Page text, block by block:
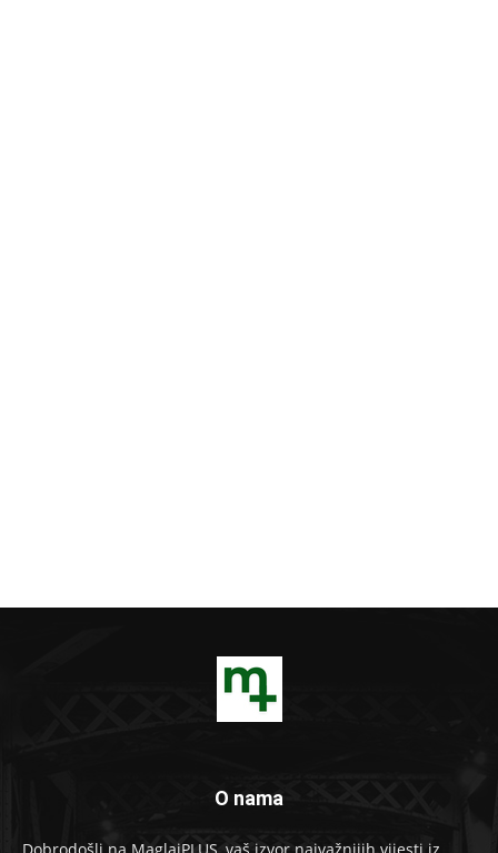
O nama